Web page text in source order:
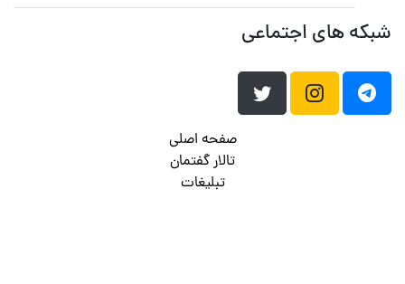
شبکه های اجتماعی
صفحه اصلی
تالار گفتمان
تبلیغات